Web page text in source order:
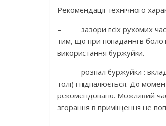
Рекомендації технічного
– зазори всіх рухомих
тим, що при попаданні в
використання буржуйки.
– розпал буржуйки :
толі) і підпалюється. До
рекомендовано. Можливий
згорання в приміщення не